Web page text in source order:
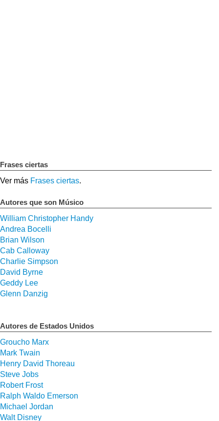
Frases ciertas
Ver más Frases ciertas.
Autores que son Músico
William Christopher Handy
Andrea Bocelli
Brian Wilson
Cab Calloway
Charlie Simpson
David Byrne
Geddy Lee
Glenn Danzig
Autores de Estados Unidos
Groucho Marx
Mark Twain
Henry David Thoreau
Steve Jobs
Robert Frost
Ralph Waldo Emerson
Michael Jordan
Walt Disney